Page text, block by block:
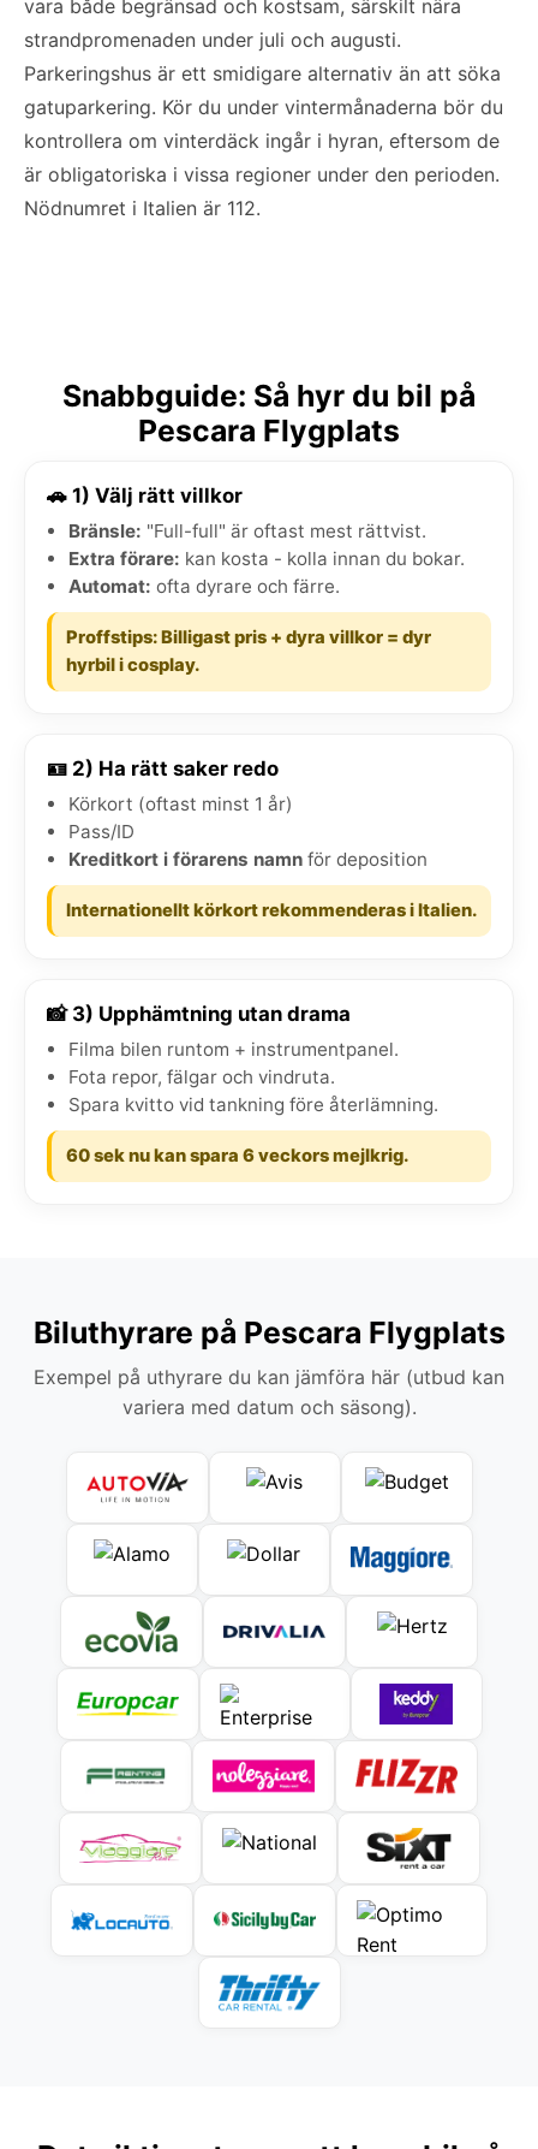
vara både begränsad och kostsam, särskilt nära
strandpromenaden under juli och augusti.
Parkeringshus är ett smidigare alternativ än att söka
gatuparkering. Kör du under vintermånaderna bör du
kontrollera om vinterdäck ingår i hyran, eftersom de
är obligatoriska i vissa regioner under den perioden.
Nödnumret i Italien är 112.
Snabbguide: Så hyr du bil på
Pescara Flygplats
🚗 1) Välj rätt villkor
Bränsle: "Full-full" är oftast mest rättvist.
Extra förare: kan kosta - kolla innan du bokar.
Automat: ofta dyrare och färre.
Proffstips: Billigast pris + dyra villkor = dyr
hyrbil i cosplay.
🪪 2) Ha rätt saker redo
Körkort (oftast minst 1 år)
Pass/ID
Kreditkort i förarens namn för deposition
Internationellt körkort rekommenderas i Italien.
📸 3) Upphämtning utan drama
Filma bilen runtom + instrumentpanel.
Fota repor, fälgar och vindruta.
Spara kvitto vid tankning före återlämning.
60 sek nu kan spara 6 veckors mejlkrig.
Biluthyrare på Pescara Flygplats
Exempel på uthyrare du kan jämföra här (utbud kan
variera med datum och säsong).